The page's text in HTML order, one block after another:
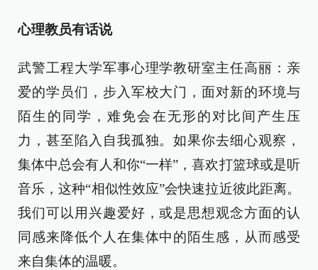
心理教员有话说
武警工程大学军事心理学教研室主任高丽：亲
爱的学员们，步入军校大门，面对新的环境与
陌生的同学，难免会在无形的对比间产生压
力，甚至陷入自我孤独。如果你去细心观察，
集体中总会有人和你“一样”，喜欢打篮球或是听
音乐，这种“相似性效应”会快速拉近彼此距离。
我们可以用兴趣爱好，或是思想观念方面的认
同感来降低个人在集体中的陌生感，从而感受
来自集体的温暖。